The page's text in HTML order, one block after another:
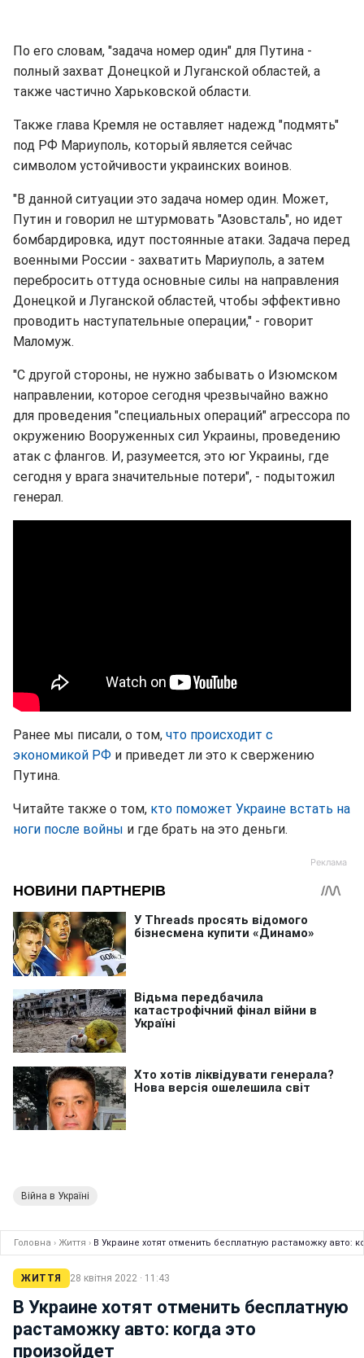
По его словам, "задача номер один" для Путина -
полный захват Донецкой и Луганской областей, а
также частично Харьковской области.
Также глава Кремля не оставляет надежд "подмять"
под РФ Мариуполь, который является сейчас
символом устойчивости украинских воинов.
"В данной ситуации это задача номер один. Может,
Путин и говорил не штурмовать "Азовсталь", но идет
бомбардировка, идут постоянные атаки. Задача перед
военными России - захватить Мариуполь, а затем
перебросить оттуда основные силы на направления
Донецкой и Луганской областей, чтобы эффективно
проводить наступательные операции," - говорит
Маломуж.
"С другой стороны, не нужно забывать о Изюмском
направлении, которое сегодня чрезвычайно важно
для проведения "специальных операций" агрессора по
окружению Вооруженных сил Украины, проведению
атак с флангов. И, разумеется, это юг Украины, где
сегодня у врага значительные потери", - подытожил
генерал.
Ранее мы писали, о том, что происходит с
экономикой РФ и приведет ли это к свержению
Путина.
Читайте также о том, кто поможет Украине встать на
ноги после войны и где брать на это деньги.
Війна в Україні
Головна › Життя › В Украине хотят отменить бесплатную растаможку авто:
ЖИТТЯ 28 квітня 2022 · 11:43
В Украине хотят отменить бесплатную
растаможку авто: когда это
произойдет